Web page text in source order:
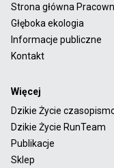
Strona główna
Głęboka ekologia
Informacje publiczne
Kontakt
Więcej
Dzikie Życie
Dzikie Życie RunTeam
Publikacje
Sklep